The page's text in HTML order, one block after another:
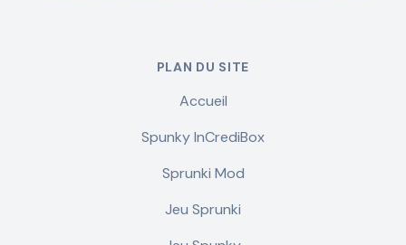
PLAN DU SITE
Accueil
Spunky InCrediBox
Sprunki Mod
Jeu Sprunki